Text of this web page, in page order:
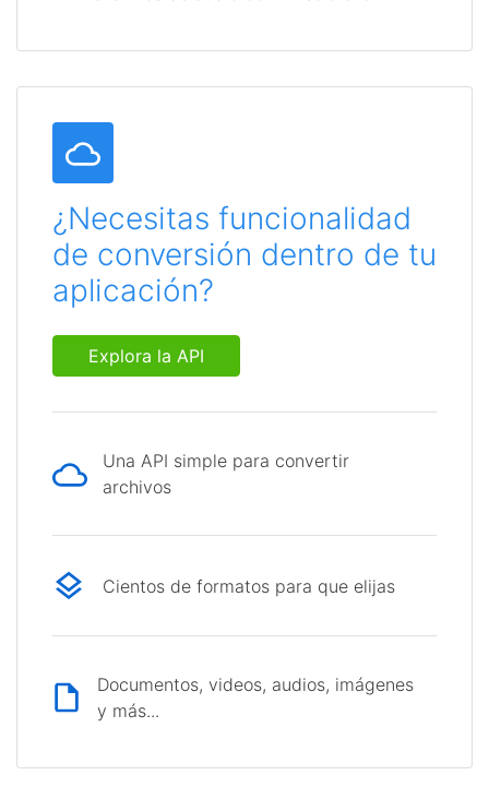
¿Necesitas funcionalidad
de conversión dentro de tu
aplicación?
Explora la API
Una API simple para convertir
archivos
Cientos de formatos para que elijas
Documentos, videos, audios, imágenes
y más...